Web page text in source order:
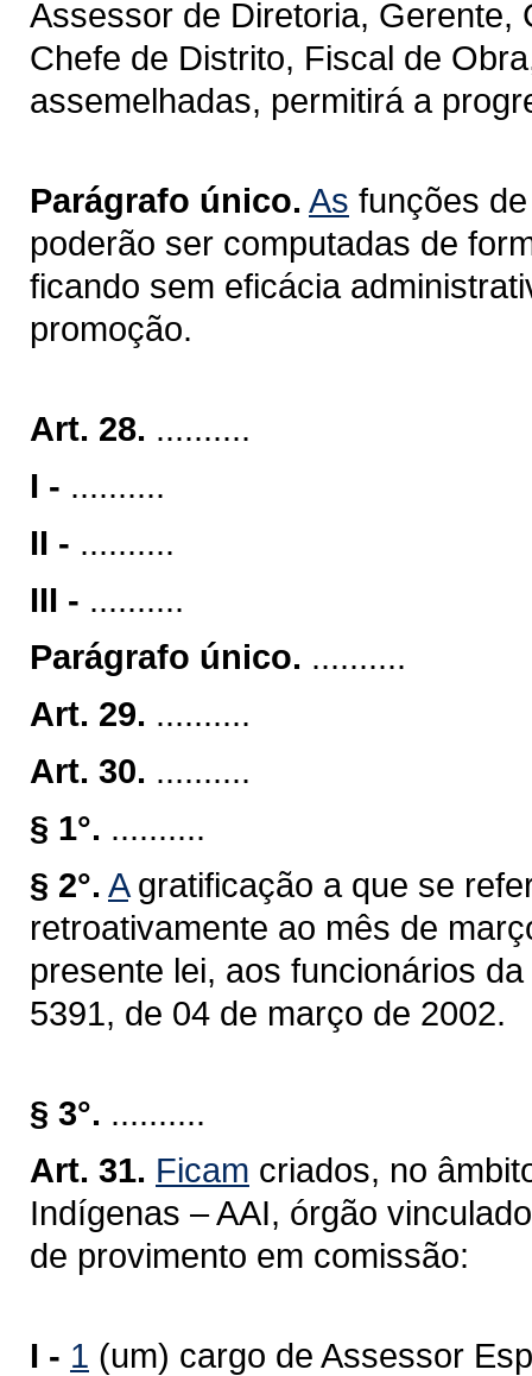
Assessor de Diretoria, Gerente,
Chefe de Distrito, Fiscal de
assemelhadas, permitirá a
Parágrafo único. As funções
poderão ser computadas de
ficando sem eficácia
promoção.
Art. 28. ..........
I - ..........
II - ..........
III - ..........
Parágrafo único. ..........
Art. 29. ..........
Art. 30. ..........
§ 1°. ..........
§ 2°. Agratificação a que se
retroativamente ao mês de
presente lei, aos funcionários
5391, de 04 de março de 2002.
§ 3°. ..........
Art. 31. Ficam criados, no
Indígenas – AAI, órgão
de provimento em comissão:
I - 1 (um) cargo de Assessor